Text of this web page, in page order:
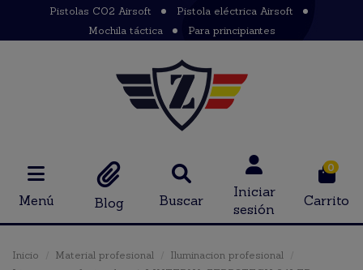
Pistolas CO2 Airsoft
Pistola eléctrica Airsoft
Mochila táctica
Para principiantes
Menú Blog Buscar
Iniciar
sesión
0
Carrito
Inicio Material profesional
Iluminacion profesional